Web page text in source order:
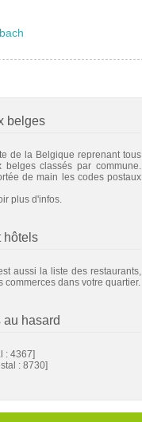
belges
de la Belgique reprenant tous
classés par commune.
de main les codes postaux
plus d'infos.
hôtels
aussi la liste des restaurants,
commerces dans votre quartier.
hasard
: 4367]
: 8730]